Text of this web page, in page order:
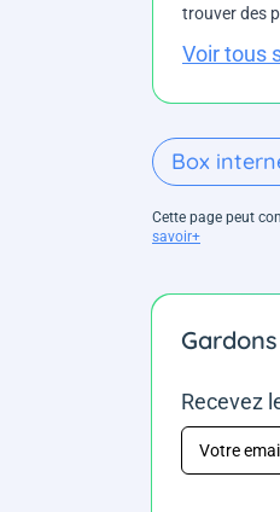
trouver des
Voir tous
Box
Cette page peut
savoir+
Recevez